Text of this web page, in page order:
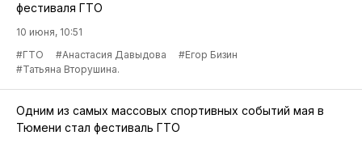
фестиваля ГТО
10 июня, 10:51
#ГТО
#Анастасия Давыдова
#Егор Бизин
#Татьяна Вторушина.
Одним из самых массовых спортивных событий мая в
Тюмени стал фестиваль ГТО